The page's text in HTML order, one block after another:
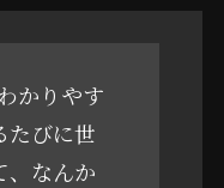
かりやす
たびに世
、なんか